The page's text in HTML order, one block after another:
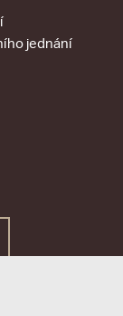
jednání